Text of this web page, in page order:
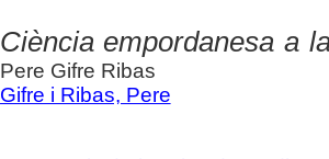
Ciència empordanesa a
Pere Gifre Ribas
Gifre i Ribas, Pere